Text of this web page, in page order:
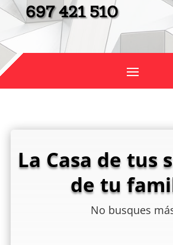
697 421 510
La Casa de tus
de tu
No busques